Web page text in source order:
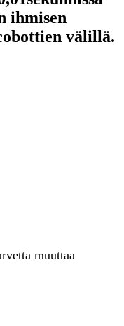
ihmisen
välillä.
muuttaa